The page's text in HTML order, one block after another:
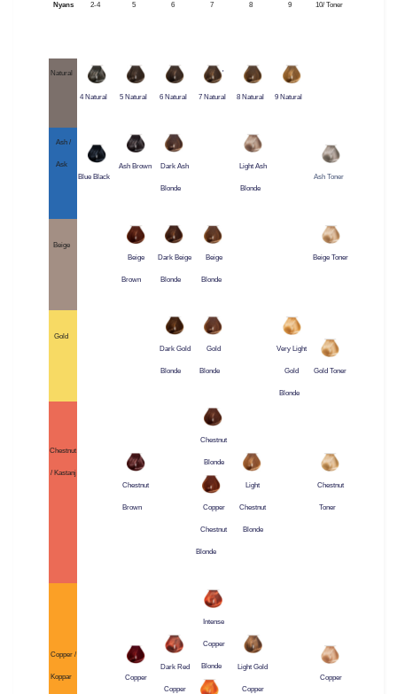
Nyans 2-4 5 6 7 8 9 10/ Toner
Natural
4 Natural 5 Natural 6 Natural
'
7 Natural 8 Natural 9 Natural
Ash /
Ask
Blue Black
Ash Brown Dark Ash
Blonde
Light Ash
Blonde
Ash Toner
Beige
Beige
Brown
Dark Beige
Blonde
Beige
Blonde
Beige Toner
Gold
Dark Gold
Blonde
Gold
Blonde
Very Light
Gold
Blonde
Gold Toner
Chestnut
/ Kastanj
Chestnut
Brown
Chestnut
Blonde
Copper
Chestnut
Blonde
Light
Chestnut
Blonde
Chestnut
Toner
Copper /
Koppar Copper
Dark Red
Copper
Intense
Copper
Blonde Light Gold
Copper
Copper